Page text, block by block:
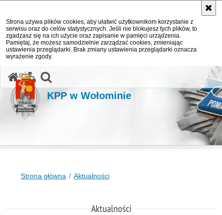
Strona używa plików cookies, aby ułatwić użytkownikom korzystanie z
serwisu oraz do celów statystycznych. Jeśli nie blokujesz tych plików, to
zgadzasz się na ich użycie oraz zapisanie w pamięci urządzenia.
Pamiętaj, że możesz samodzielnie zarządzać cookies, zmieniając
ustawienia przeglądarki. Brak zmiany ustawienia przeglądarki oznacza
wyrażenie zgody.
KPP w Wołominie
Strona główna Aktualności
Aktualności